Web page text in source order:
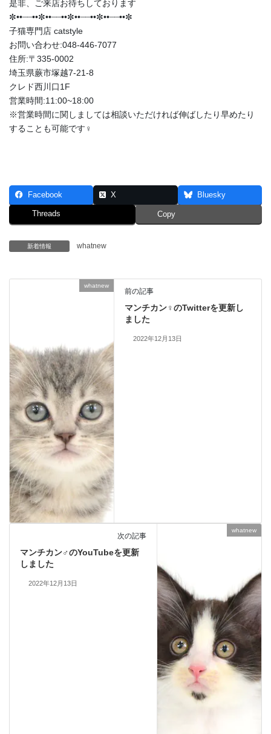
是非、ご来店お待ちしております
✼••┈┈••✼••┈┈••✼••┈┈••✼••┈┈••✼
子猫専門店 catstyle
お問い合わせ:048-446-7077
住所:〒335-0002
埼玉県蕨市塚越7-21-8
クレド西川口1F
営業時間:11:00~18:00
※営業時間に関しましては相談いただければ伸ばしたり早めたり
することも可能です‍♀️
Facebook X Bluesky
Threads Copy
新着情報 whatnew
whatnew
前の記事
マンチカン♀のTwitterを更新し
ました
2022年12月13日
whatnew
次の記事
マンチカン♂のYouTubeを更新
しました
2022年12月13日